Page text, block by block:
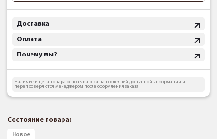
Доставка
Оплата
Почему мы?
Наличие и цена товара основываются на последней доступной информации и
перепроверяются менеджером после оформления заказа
Состояние товара:
Новое